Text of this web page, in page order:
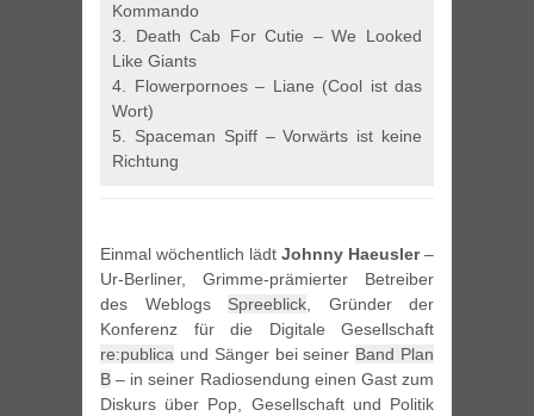
Kommando
3. Death Cab For Cutie – We Looked
Like Giants
4. Flowerpornoes – Liane (Cool ist das
Wort)
5. Spaceman Spiff – Vorwärts ist keine
Richtung
Einmal wöchentlich lädt Johnny Haeusler–
Ur-Berliner, Grimme-prämierter Betreiber
des Weblogs Spreeblick, Gründer der
Konferenz für die Digitale Gesellschaft
re:publica und Sänger bei seiner Band Plan
B – in seiner Radiosendung einen Gast zum
Diskurs über Pop, Gesellschaft und Politik